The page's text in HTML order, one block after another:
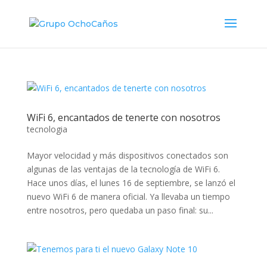
WiFi 6, encantados de tenerte con nosotros
tecnologia
Mayor velocidad y más dispositivos conectados son
algunas de las ventajas de la tecnología de WiFi 6.
Hace unos días, el lunes 16 de septiembre, se lanzó el
nuevo WiFi 6 de manera oficial. Ya llevaba un tiempo
entre nosotros, pero quedaba un paso final: su...